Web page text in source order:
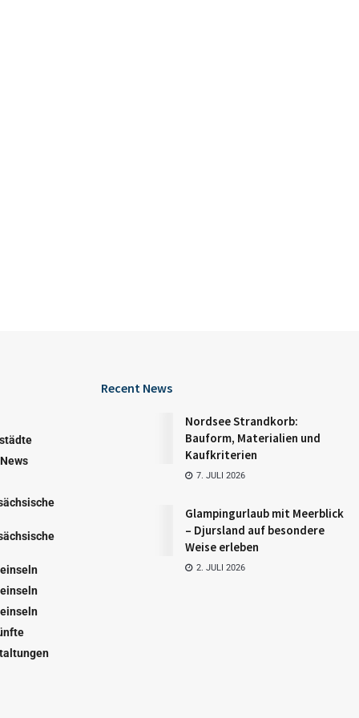
Recent News
Nordsee Strandkorb:
Bauform, Materialien und
Kaufkriterien
7. JULI 2026
Glampingurlaub mit Meerblick
– Djursland auf besondere
Weise erleben
2. JULI 2026